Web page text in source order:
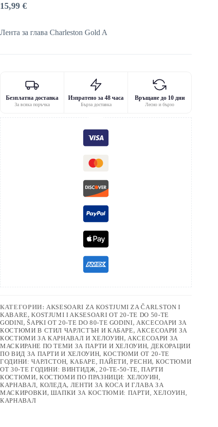
15,99 €
Лента за глава Charleston Gold A
Безплатна доставка
За всяка поръчка
Изпратено за 48 часа
Бърза доставка
Връщане до 10 дни
Лесно и бързо
КАТЕГОРИИ: AKSESOARI ZA KOSTJUMI ZA ČARLSTON I
KABARE,KOSTJUMI I AKSESOARI OT 20-TE DO 50-TE
GODINI, ŠAPKI OT 20-TE DO 80-TE GODINI, АКСЕСОАРИ ЗА
КОСТЮМИ В СТИЛ ЧАРЛСТЪН И КАБАРЕ, АКСЕСОАРИ ЗА
КОСТЮМИ ЗА КАРНАВАЛ И ХЕЛОУИН, АКСЕСОАРИ ЗА
МАСКИРАНЕ ПО ТЕМИ ЗА ПАРТИ И ХЕЛОУИН, ДЕКОРАЦИИ
ПО ВИД ЗА ПАРТИ И ХЕЛОУИН, КОСТЮМИ ОТ 20-ТЕ
ГОДИНИ: ЧАРЛСТОН, КАБАРЕ, ПАЙЕТИ, РЕСНИ, КОСТЮМИ
ОТ 30-ТЕ ГОДИНИ: ВИНТИДЖ, 20-ТЕ-50-ТЕ, ПАРТИ
КОСТЮМИ, КОСТЮМИ ПО ПРАЗНИЦИ: ХЕЛОУИН,
КАРНАВАЛ, КОЛЕДА, ЛЕНТИ ЗА КОСА И ГЛАВА ЗА
МАСКИРОВКИ, ШАПКИ ЗА КОСТЮМИ: ПАРТИ, ХЕЛОУИН,
КАРНАВАЛ